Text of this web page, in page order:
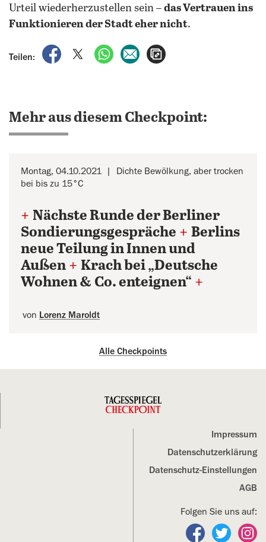
Urteil wiederherzustellen sein – das Vertrauen ins
Funktionieren der Stadt eher nicht.
Teilen:
auf Facebook teilen
auf X teilenper WhatsApp teilen
per E-Mail teilen
Mehr aus diesem Checkpoint:
Montag, 04.10.2021
Dichte Bewölkung, aber trocken
bei bis zu 15°C
+ Nächste Runde der Berliner
Sondierungsgespräche + Berlins
neue Teilung in Innen und
Außen + Krach bei „Deutsche
Wohnen & Co. enteignen“ +
von Lorenz Maroldt
Alle Checkpoints
Impressum
Datenschutz­erklärung
Datenschutz-Einstellungen
AGB
Folgen Sie uns auf:
Folgen Sie